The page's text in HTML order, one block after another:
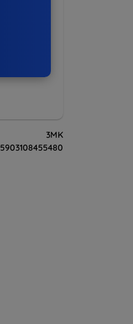
3MK
5903108455480